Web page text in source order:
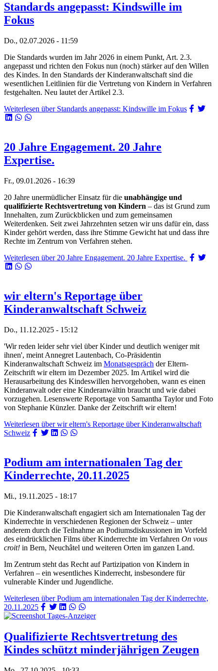
Standards angepasst: Kindswille im
Fokus
Do., 02.07.2026 - 11:59
Die Standards wurden im Jahr 2026 in einem Punkt, Art. 2.3.
angepasst und richten den Fokus nun (noch) stärker auf den Willen
des Kindes. In den Standards der Kinderanwaltschaft sind die
wesentlichen Leitlinien für die Vertretung von Kindern in Verfahren
festgehalten. Neu lautet der Artikel 2.3.
Weiterlesen über Standards angepasst: Kindswille im Fokus
20 Jahre Engagement. 20 Jahre
Expertise.
Fr., 09.01.2026 - 16:39
20 Jahre unermüdlicher Einsatz für die unabhängige und
qualifizierte Rechtsvertretung von Kindern – das ist Grund zum
Innehalten, zum Zurückblicken und zum gemeinsamen
Weiterdenken. Seit zwei Jahrzehnten setzen wir uns dafür ein, dass
Kinder gehört werden, dass ihre Stimme Gewicht hat und dass ihre
Rechte im Zentrum von Verfahren stehen.
Weiterlesen über 20 Jahre Engagement. 20 Jahre Expertise.
wir eltern's Reportage über
Kinderanwaltschaft Schweiz
Do., 11.12.2025 - 15:12
'Wir reden leider sehr viel über Kinder und deutlich weniger mit
ihnen', meint Annegret Lautenbach, Co-Präsidentin
Kinderanwaltschaft Schweiz im Monatsgespräch der Eltern-
Zeitschrift wir eltern im Dezember 2025. Im Artikel wird die
Herausarbeitung des Kindeswillen hervorgehoben, wann es einen
Kinderanwalt oder eine Kinderanwältin braucht und wie dabei
vorzugehen. Lesenswerte Reportage von Samantha Taylor und Foto
von Stephanie Künzler. Danke der Zeitschrift wir eltern!
Weiterlesen über wir eltern's Reportage über Kinderanwaltschaft
Schweiz
Podium am internationalen Tag der
Kinderrechte, 20.11.2025
Mi., 19.11.2025 - 18:17
Die Kinderanwaltschaft engagiert sich am Internationalen Tag der
Kinderrechte in verschiedenen Regionen der Schweiz – unter
anderem durch die Teilnahme an Podiumsdiskussionen im Vorfeld
des eindrücklichen Films über Kinderrechte im Verfahren On vous
croit! in Bern, Neuchâtel und weiteren Orten im ganzen Land.
Im Zentrum steht das Recht auf Partizipation von Kindern in
Verfahren – ein wesentliches Kinderrecht, insbesondere für
vulnerable Kinder und Jugendliche.
Weiterlesen über Podium am internationalen Tag der Kinderrechte,
20.11.2025
Qualifizierte Rechtsvertretung des
Kindes schützt minderjährigen Zeugen